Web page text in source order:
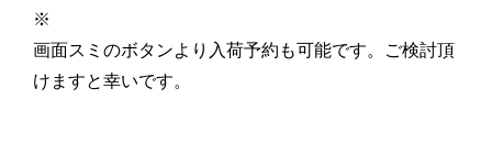
※
画面スミのボタンより入荷予約も可能です。ご検討頂
けますと幸いです。